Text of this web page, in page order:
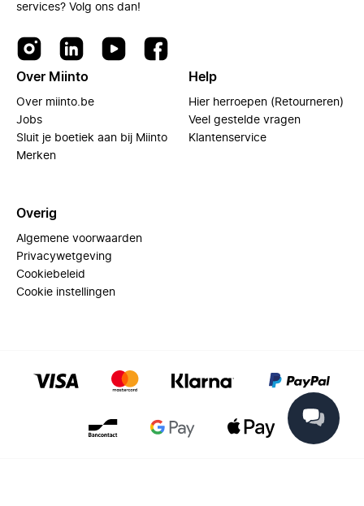
services? Volg ons dan!
Over Miinto
Over miinto.be
Jobs
Sluit je boetiek aan bij Miinto
Merken
Help
Hier herroepen (Retourneren)
Veel gestelde vragen
Klantenservice
Overig
Algemene voorwaarden
Privacywetgeving
Cookiebeleid
Cookie instellingen